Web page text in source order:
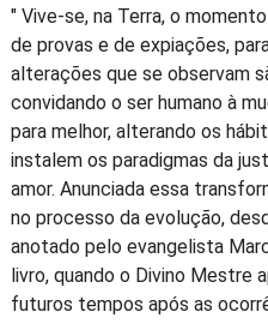
" Vive-se, na Terra, o
de provas e de expiações,
alterações que se observam
convidando o ser humano à
para melhor, alterando os
instalem os paradigmas da
amor. Anunciada essa
no processo da evolução,
anotado pelo evangelista
livro, quando o Divino Mestre
futuros tempos após as